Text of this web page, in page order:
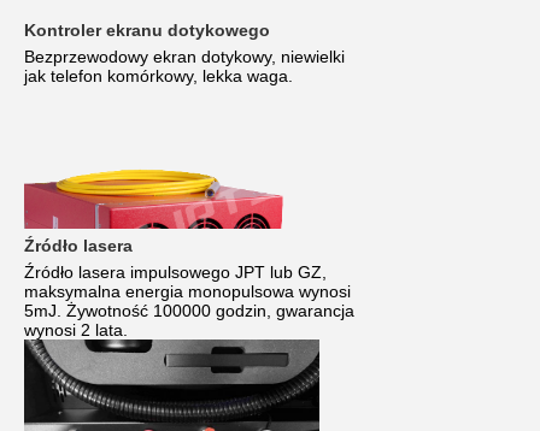
Kontroler ekranu dotykowego
Bezprzewodowy ekran dotykowy, niewielki
jak telefon komórkowy, lekka waga.
Źródło lasera
Źródło lasera impulsowego JPT lub GZ,
maksymalna energia monopulsowa wynosi
5mJ. Żywotność 100000 godzin, gwarancja
wynosi 2 lata.